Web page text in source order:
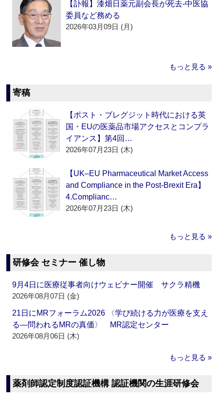
【訃報】漆畑日薬元副会長が死去‐中医協
委員など務める
2026年03月09日 (月)
もっと見る »
寄稿
【ポスト・ブレグジット時代における英
国・EUの医薬品市場アクセスとコンプラ
イアンス】第4回…
2026年07月23日 (木)
【UK–EU Pharmaceutical Market Access
and Compliance in the Post-Brexit Era】
4.Complianc…
2026年07月23日 (木)
もっと見る »
研修会 セミナー 催し物
9月4日に医療従事者向けウェビナー開催 サクラ精機
2026年08月07日 (金)
21日にMRフォーラム2026 〈学び続ける力が医療を支え
る―問われるMRの真価〉 MR認定センター
2026年08月06日 (木)
もっと見る »
薬剤師認定制度認証機構 認証機関の生涯研修会